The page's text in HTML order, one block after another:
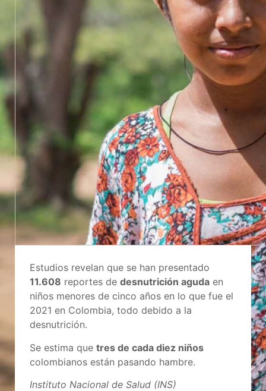
Estudios revelan que se han presentado
11.608 reportes de desnutrición aguda en
niños menores de cinco años en lo que fue el
2021 en Colombia, todo debido a la
desnutrición.
Se estima que tres de cada diez niños
colombianos están pasando hambre.
Instituto Nacional de Salud (INS)